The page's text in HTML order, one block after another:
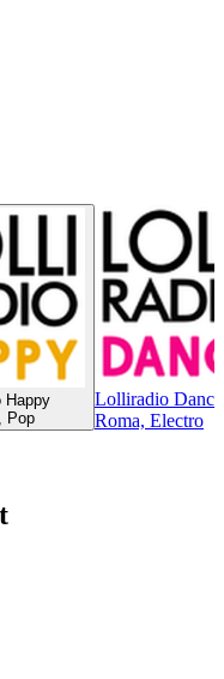
Happy
Pop
Lolliradio Dance
Roma, Electro